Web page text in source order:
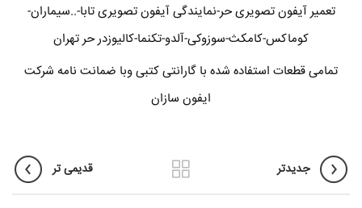
تعمیر آیفون تصویری حر-نمایندگی آیفون تصویری تابا-..سیماران-
کوماکس-کامکث-سوزوکی-آلدو-تکنما-کالیوزدر حر تهران
تمامی قطعات استفاده شده با گارانتی کتبی وبا ضمانت نامه شرکت
ایفون سازان
جدیدتر قدیمی تر